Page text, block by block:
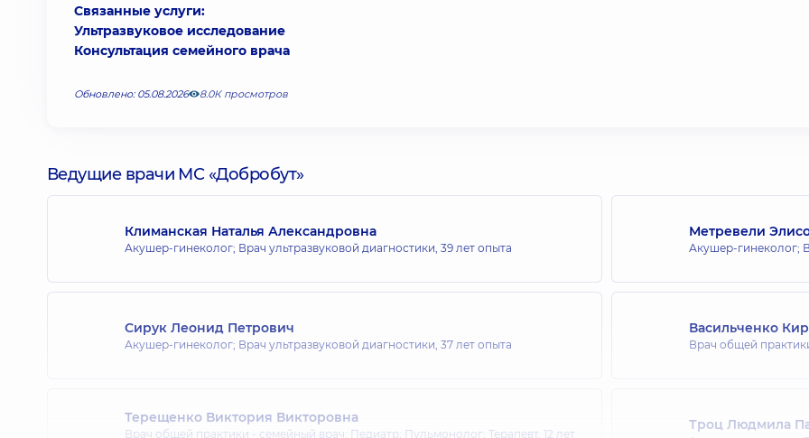
Связанные услуги:
Ультразвуковое исследование
Консультация семейного врача
Обновлено: 05.08.2026 8.0К просмотров
Ведущие врачи МС «Добробут»
Климанская Наталья Александровна
Акушер-гинеколог; Врач ультразвуковой диагностики, 39 лет опыта
Метревели
Акушер-гинеколог;
Сирук Леонид Петрович
Акушер-гинеколог; Врач ультразвуковой диагностики, 37 лет опыта
Васильченко
Врач общей
Терещенко Виктория Викторовна
Врач общей практики - семейный врач; Педиатр; Пульмонолог; Терапевт, 12 лет
Троц Людмила